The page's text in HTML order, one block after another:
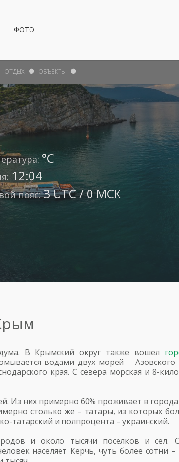
ФОТО
°С
12:04
пояс:3 UTC / 0 МСК
ОТДЫХ ОБЪЕКТЫ
В Крымский округ также вошел
водами двух морей –
края. С севера морская и 8-
Из них примерно 60% проживает в
столько же – татары, из которых
татарский и полпроцента – украинский.
и около тысячи поселков и сел.
населяет Керчь, чуть более сотни